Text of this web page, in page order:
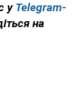
у Telegram-
на